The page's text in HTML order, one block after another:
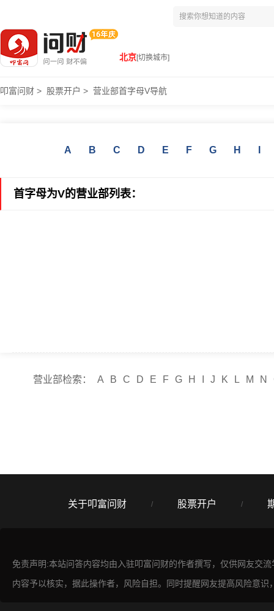
北京[切换城市]
叩富问财 > 股票开户 > 营业部首字母V导航
A B C D E F G H
首字母为V的营业部列表：
营业部检索： A B C D E F G H J K L M N
关于叩富问财 / 股票开户 /
免责声明:本站问答内容均由入驻叩富问财的作者撰写，仅供网友交
内容予以核实，据此操作者，风险自担。同时提醒网友提高风险意